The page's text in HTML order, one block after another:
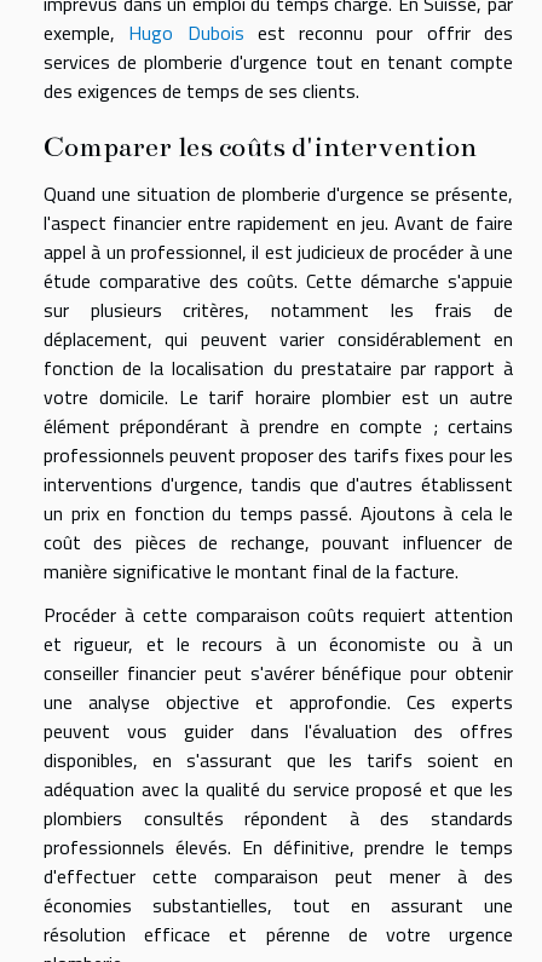
exemple, Hugo Dubois est reconnu pour offrir des
services de plomberie d'urgence tout en tenant compte
des exigences de temps de ses clients.
Comparer les coûts d'intervention
Quand une situation de plomberie d'urgence se présente,
l'aspect financier entre rapidement en jeu. Avant de faire
appel à un professionnel, il est judicieux de procéder à une
étude comparative des coûts. Cette démarche s'appuie
sur plusieurs critères, notamment les frais de
déplacement, qui peuvent varier considérablement en
fonction de la localisation du prestataire par rapport à
votre domicile. Le tarif horaire plombier est un autre
élément prépondérant à prendre en compte ; certains
professionnels peuvent proposer des tarifs fixes pour les
interventions d'urgence, tandis que d'autres établissent
un prix en fonction du temps passé. Ajoutons à cela le
coût des pièces de rechange, pouvant influencer de
manière significative le montant final de la facture.
Procéder à cette comparaison coûts requiert attention
et rigueur, et le recours à un économiste ou à un
conseiller financier peut s'avérer bénéfique pour obtenir
une analyse objective et approfondie. Ces experts
peuvent vous guider dans l'évaluation des offres
disponibles, en s'assurant que les tarifs soient en
adéquation avec la qualité du service proposé et que les
plombiers consultés répondent à des standards
professionnels élevés. En définitive, prendre le temps
d'effectuer cette comparaison peut mener à des
économies substantielles, tout en assurant une
résolution efficace et pérenne de votre urgence